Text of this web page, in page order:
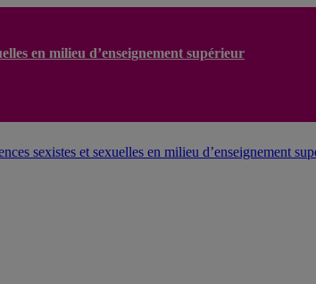
en milieu d’enseignement supérieur
sexistes et sexuelles en milieu d’enseignement